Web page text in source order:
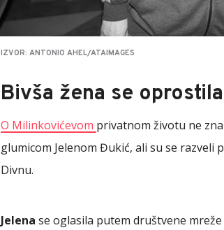
IZVOR: ANTONIO AHEL/ATAIMAGES
Bivša žena se
O Milinkovićevom privatnom životu ne
glumicom Jelenom Đukić, ali su se
Divnu.
Jelena se oglasila putem društvene